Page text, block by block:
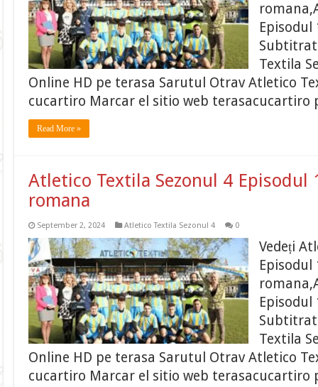
Episodul
Textila
Online HD pe terasa Sarutul Otrav Atletico
cucartiro Marcar el sitio web terasacucartiro
Read More »
Atletico Textila Sezonul 4
romana
September 2, 2024 Atletico Textila Sezonul 4 0
Vedeți
Episodul
Textila
Online HD pe terasa Sarutul Otrav Atletico
cucartiro Marcar el sitio web terasacucartiro